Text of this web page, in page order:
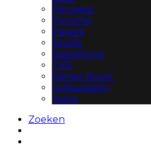
Peugeot
Porsche
Pagani
Skoda
SsangYong
TVR
Range Rover
Volkswagen
Volvo
Zoeken